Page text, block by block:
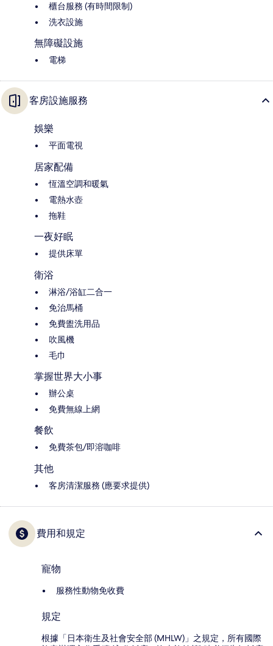
櫃台服務 (有時間限制)
洗衣設施
無障礙設施
電梯
客房設施服務
娛樂
平面電視
居家配備
恆溫空調和暖氣
電熱水壺
拖鞋
一夜好眠
提供床單
衛浴
淋浴/浴缸二合一
免治馬桶
免費盥洗用品
吹風機
毛巾
掌握世界大小事
辦公桌
免費無線上網
餐飲
免費茶包/即溶咖啡
其他
客房清潔服務 (應要求提供)
費用和規定
寵物
服務性動物免收費
規定
根據「日本衛生及社會安全部 (MHLW)」之規定，所有國際